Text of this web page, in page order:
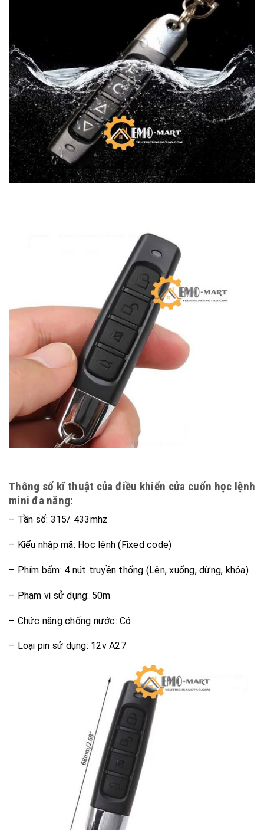
Thông số kĩ thuật của điều khiển cửa cuốn học lệnh
mini đa năng:
– Tần số: 315/ 433mhz
– Kiểu nhập mã: Học lệnh (Fixed code)
– Phím bấm: 4 nút truyền thống (Lên, xuống, dừng, khóa)
– Phạm vi sử dụng: 50m
– Chức năng chống nước: Có
– Loại pin sử dụng: 12v A27